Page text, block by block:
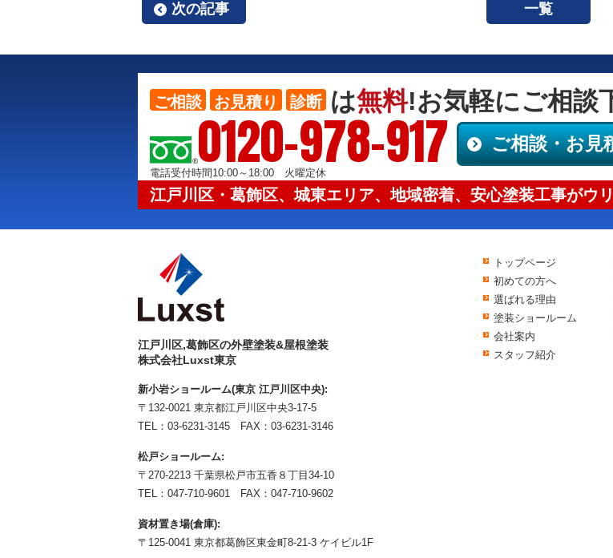
次の記事 一覧
ご相談 お見積り 診断 は無料!お気軽にご相談
0120-978-917
電話受付時間10:00～18:00 火曜定休
ご相談・お見
江戸川区・葛飾区、城東エリア、地域密着、安心塗装工事がウ
江戸川区,葛飾区の外壁塗装&屋根塗装
株式会社Luxst東京
新小岩ショールーム(東京 江戸川区中央):
〒132-0021 東京都江戸川区中央3-17-5
TEL： 03-6231-3145 FAX：03-6231-3146
松戸ショールーム:
〒270-2213 千葉県松戸市五香８丁目34-10
TEL： 047-710-9601 FAX：047-710-9602
資材置き場(倉庫):
〒125-0041 東京都葛飾区東金町8-21-3 ケイビル1F
トップページ
初めての方へ
選ばれる理由
塗装ショールーム
会社案内
スタッフ紹介